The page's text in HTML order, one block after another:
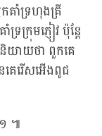
គាំទ្រហុងគ្រី
ក្រុមភ្ញៀវ ប៉ុន្តែ
យាយថា ពួកគេ
គេរើសអើងពូជ
៕